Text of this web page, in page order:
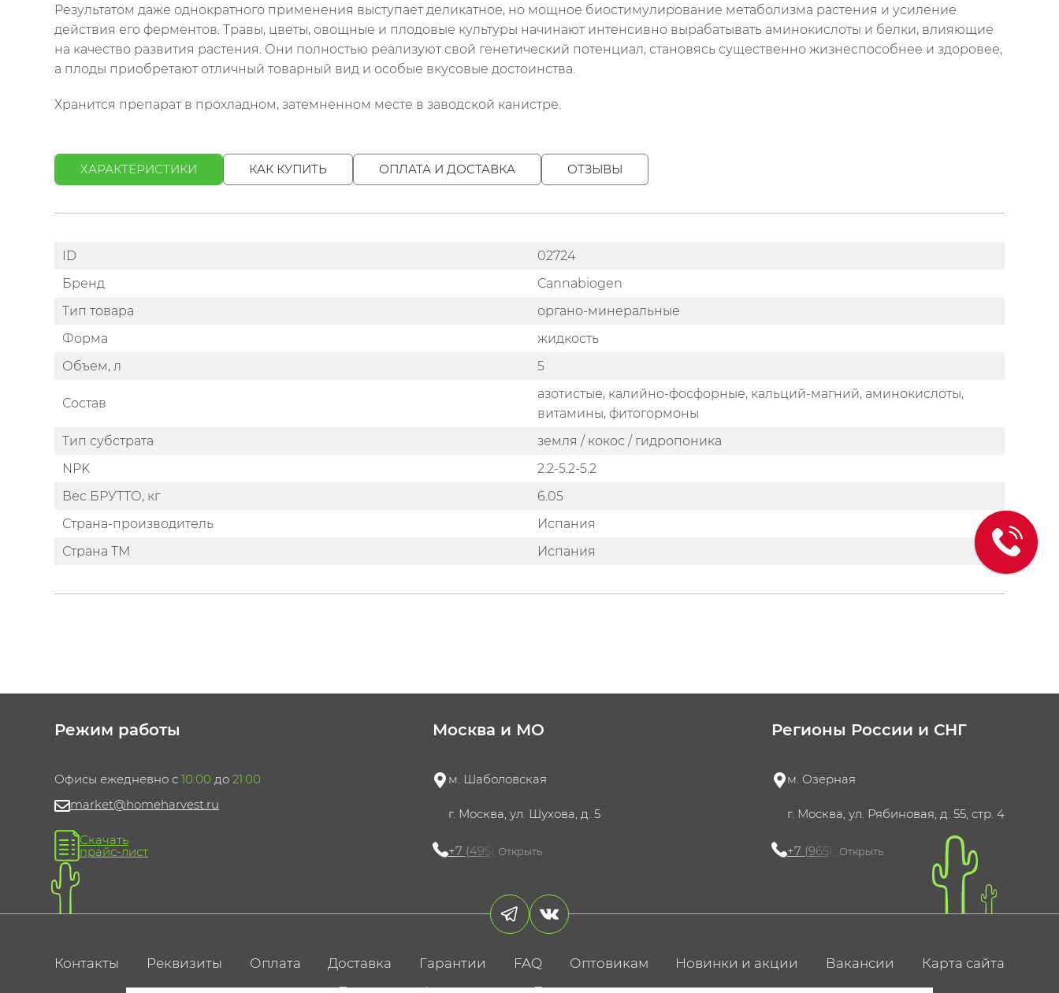
Результатом даже однократного применения выступает деликатное, но мощное биостимулирование метаболизма растения и усиление
действия его ферментов. Травы, цветы, овощные и плодовые культуры начинают интенсивно вырабатывать аминокислоты и белки, влияющие
на качество развития растения. Они полностью реализуют свой генетический потенциал, становясь существенно жизнеспособнее и здоровее,
а плоды приобретают отличный товарный вид и особые вкусовые достоинства.
Хранится препарат в прохладном, затемненном месте в заводской канистре.
ХАРАКТЕРИСТИКИ КАК КУПИТЬ ОПЛАТА И ДОСТАВКА ОТЗЫВЫ
ID
02724
Бренд
Cannabiogen
Тип товара
органо-минеральные
Форма
жидкость
Объем, л
5
Состав
азотистые, калийно-фосфорные, кальций-магний, аминокислоты,
витамины, фитогормоны
Тип субстрата
земля / кокос / гидропоника
NPK
2.2-5.2-5.2
Вес БРУТТО, кг
6.05
Страна-производитель
Испания
Страна ТМ
Испания
Режим работы
Офисы ежедневно с 10:00 до 21:00
market@homeharvest.ru
Скачать
прайс-лист
Москва и МО
м. Шаболовская
г. Москва, ул. Шухова, д. 5
+7 (495) 721-60-15
Открыть
Регионы России и СНГ
м. Озерная
г. Москва, ул. Рябиновая, д. 55, стр. 4
+7 (965) 420-10-10
Открыть
Контакты Реквизиты Оплата Доставка Гарантии FAQ Оптовикам Новинки и акции Вакансии Карта сайта